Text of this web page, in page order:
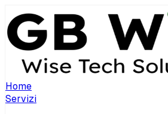
Home
Servizi